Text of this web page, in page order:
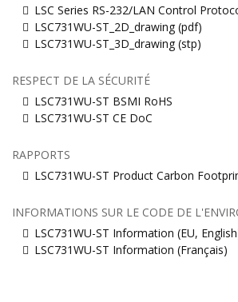
LSC Series RS-232/LAN Control
LSC731WU-ST_2D_drawing (pdf)
LSC731WU-ST_3D_drawing (stp)
RESPECT DE LA SÉCURITÉ
LSC731WU-ST BSMI RoHS
LSC731WU-ST CE DoC
RAPPORTS
LSC731WU-ST Product Carbon
INFORMATIONS SUR LE CODE DE
LSC731WU-ST Information (EU,
LSC731WU-ST Information (Français)